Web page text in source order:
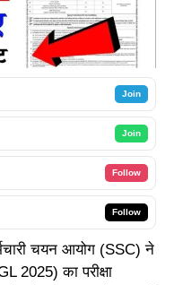
Join
Join
Follow
Follow
चयन आयोग (SSC) ने
2025) का परीक्षा